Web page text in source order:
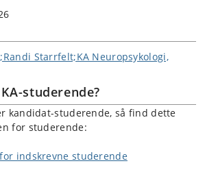
Starrfelt;KA Neuropsykologi,
studerende?
kandidat-studerende, så find dette
for studerende:
indskrevne studerende